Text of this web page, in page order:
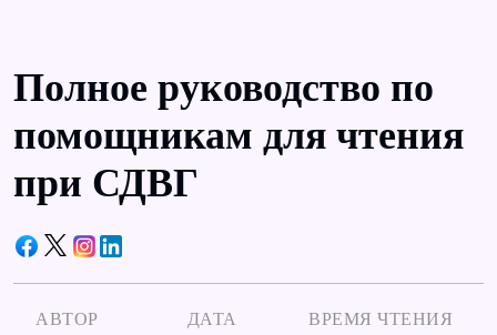
Полное руководство по
помощникам для чтения
при СДВГ
АВТОР ДАТА ВРЕМЯ ЧТЕНИЯ